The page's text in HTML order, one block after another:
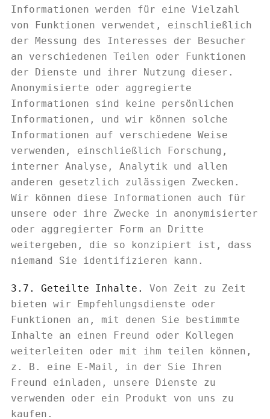
Informationen werden für eine Vielzahl
von Funktionen verwendet, einschließlich
der Messung des Interesses der Besucher
an verschiedenen Teilen oder Funktionen
der Dienste und ihrer Nutzung dieser.
Anonymisierte oder aggregierte
Informationen sind keine persönlichen
Informationen, und wir können solche
Informationen auf verschiedene Weise
verwenden, einschließlich Forschung,
interner Analyse, Analytik und allen
anderen gesetzlich zulässigen Zwecken.
Wir können diese Informationen auch für
unsere oder ihre Zwecke in anonymisierter
oder aggregierter Form an Dritte
weitergeben, die so konzipiert ist, dass
niemand Sie identifizieren kann.
3.7. Geteilte Inhalte.
Von Zeit zu Zeit
bieten wir Empfehlungsdienste oder
Funktionen an, mit denen Sie bestimmte
Inhalte an einen Freund oder Kollegen
weiterleiten oder mit ihm teilen können,
z. B. eine E-Mail, in der Sie Ihren
Freund einladen, unsere Dienste zu
verwenden oder ein Produkt von uns zu
kaufen.